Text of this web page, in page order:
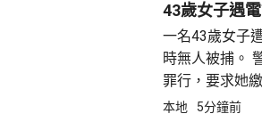
43歲女子遇
一名43歲女子
時無人被捕。
罪行，要求她
6894萬元至騙
本地 5分鐘前